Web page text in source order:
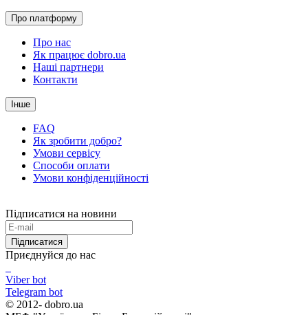
Про платформу
Про нас
Як працює dobro.ua
Наші партнери
Контакти
Інше
FAQ
Як зробити добро?
Умови сервісу
Способи оплати
Умови конфіденційності
Підписатися на новини
Підписатися
Приєднуйся до нас
Viber bot
Telegram bot
© 2012- dobro.ua